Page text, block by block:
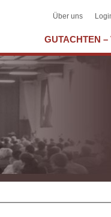
GUTACHTEN
Über uns